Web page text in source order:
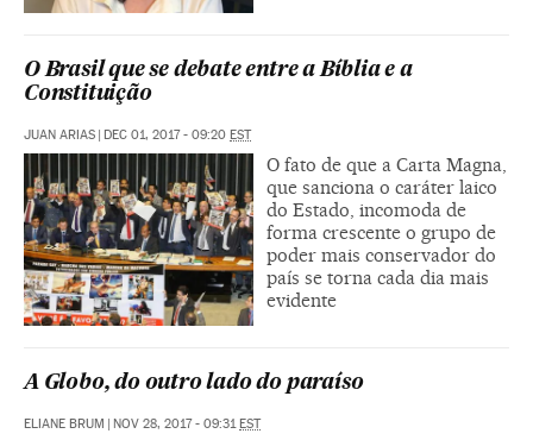
O Brasil que se debate entre a Bíblia e a
Constituição
JUAN ARIAS | DEC 01, 2017 - 09:20 EST
O fato de que a Carta Magna,
que sanciona o caráter laico
do Estado, incomoda de
forma crescente o grupo de
poder mais conservador do
país se torna cada dia mais
evidente
A Globo, do outro lado do paraíso
ELIANE BRUM | NOV 28, 2017 - 09:31EST